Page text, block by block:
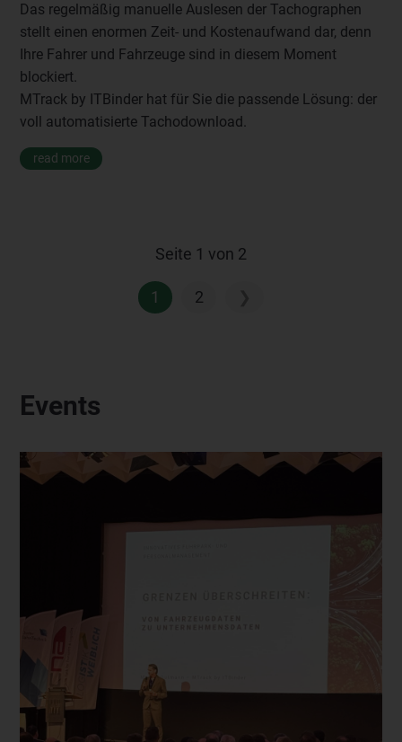
Das regelmäßig manuelle Auslesen der Tachographen
stellt einen enormen Zeit- und Kostenaufwand dar, denn
Ihre Fahrer und Fahrzeuge sind in diesem Moment
blockiert.
MTrack by ITBinder hat für Sie die passende Lösung: der
voll automatisierte Tachodownload.
read more
Seite 1 von 2
1 2
Events